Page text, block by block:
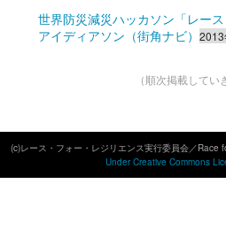
世界防災減災ハッカソン「レー
アイディアソン（街角ナビ） 2013
（順次掲載してい
(c)レース・フォー・レジリエンス実行委員会／Race
Under Creative Commons